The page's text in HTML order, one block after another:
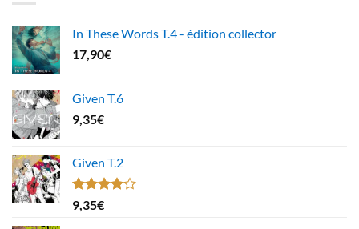
In These Words T.4 - édition collector
17,90€
Given T.6
9,35€
Given T.2
Note
4.00
9,35€